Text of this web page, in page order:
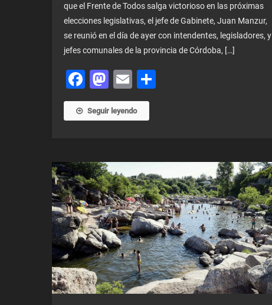
que el Frente de Todos salga victorioso en las próximas
elecciones legislativas, el jefe de Gabinete, Juan Manzur,
se reunió en el día de ayer con intendentes, legisladores, y
jefes comunales de la provincia de Córdoba, […]
Facebook
Mastodon
EmailShare
Seguir leyendo